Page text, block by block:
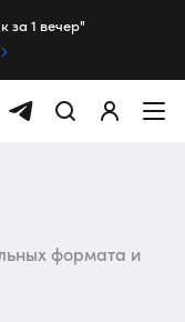
за 1 вечер"
формата и